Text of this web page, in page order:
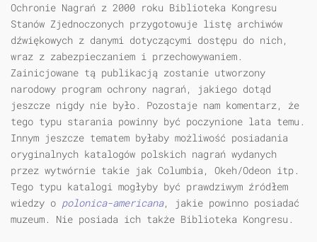
Ochronie Nagrań z 2000 roku Biblioteka Kongresu
Stanów Zjednoczonych przygotowuje listę archiwów
dźwiękowych z danymi dotyczącymi dostępu do nich,
wraz z zabezpieczaniem i przechowywaniem.
Zainicjowane tą publikacją zostanie utworzony
narodowy program ochrony nagrań, jakiego dotąd
jeszcze nigdy nie było. Pozostaje nam komentarz, że
tego typu starania powinny być poczynione lata temu.
Innym jeszcze tematem byłaby możliwość posiadania
oryginalnych katalogów polskich nagrań wydanych
przez wytwórnie takie jak Columbia, Okeh/Odeon itp.
Tego typu katalogi mogłyby być prawdziwym źródłem
wiedzy o polonica-americana, jakie powinno posiadać
muzeum. Nie posiada ich także Biblioteka Kongresu.